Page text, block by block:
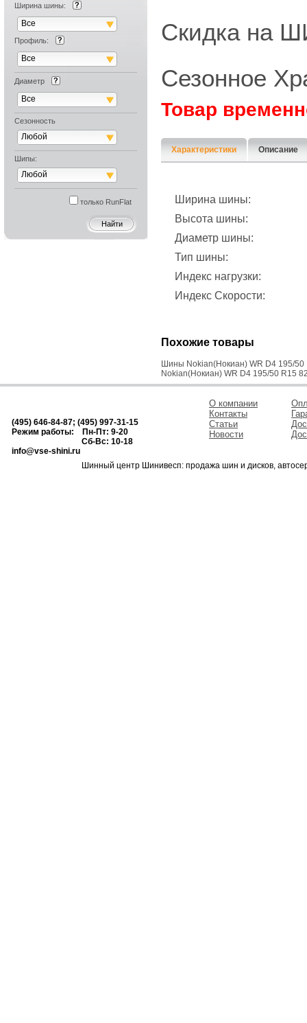
Ширина шины:
Все
Профиль:
Все
Диаметр
Все
Сезонность
Любой
Шипы:
Любой
только RunFlat
Скидка на
Сезонное
Товар
Характеристики Описание
Ширина шины:
Высота шины:
Диаметр шины:
Тип шины:
Индекс нагрузки:
Индекс Скорости:
Похожие товары
Шины Nokian(Нокиан) WR D4 195/
Nokian(Нокиан) WR D4 195/50 R15
(495) 646-84-87; (495) 997-31-15
Режим работы: Пн-Пт: 9-20
Сб-Вс: 10-18
info@vse-shini.ru
О компании
Контакты
Статьи
Новости
Шинный центр Шинивесп: продажа шин и дисков,